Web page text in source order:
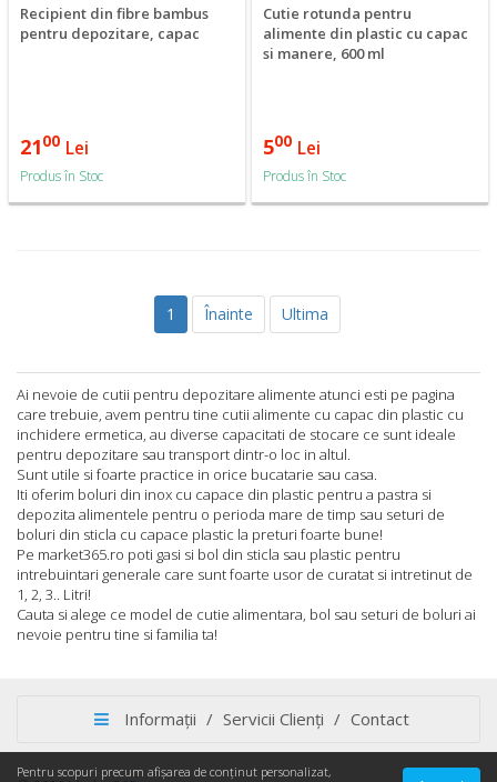
Recipient din fibre bambus
pentru depozitare, capac
2100 Lei
Produs în Stoc
Cutie rotunda pentru
alimente din plastic cu capac
si manere, 600 ml
500 Lei
Produs în Stoc
1 Înainte Ultima
Ai nevoie de cutii pentru depozitare alimente atunci esti pe pagina
care trebuie, avem pentru tine cutii alimente cu capac din plastic cu
inchidere ermetica, au diverse capacitati de stocare ce sunt ideale
pentru depozitare sau transport dintr-o loc in altul.
Sunt utile si foarte practice in orice bucatarie sau casa.
Iti oferim boluri din inox cu capace din plastic pentru a pastra si
depozita alimentele pentru o perioda mare de timp sau seturi de
boluri din sticla cu capace plastic la preturi foarte bune!
Pe market365.ro poti gasi si bol din sticla sau plastic pentru
intrebuintari generale care sunt foarte usor de curatat si intretinut de
1, 2, 3.. Litri!
Cauta si alege ce model de cutie alimentara, bol sau seturi de boluri ai
nevoie pentru tine si familia ta!
Informații / Servicii Clienți / Contact
Pentru scopuri precum afișarea de conținut personalizat,